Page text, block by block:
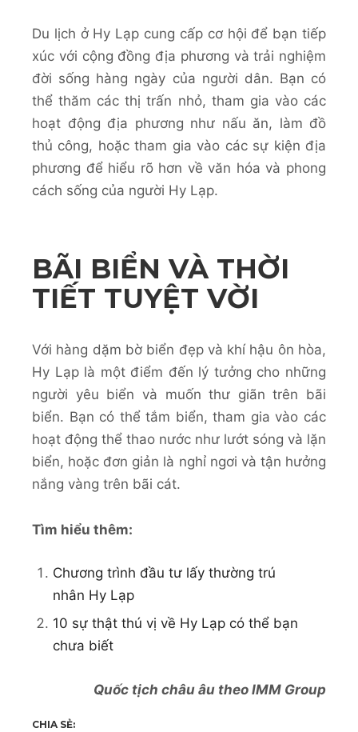
Du lịch ở Hy Lạp cung cấp cơ hội để bạn tiếp
xúc với cộng đồng địa phương và trải nghiệm
đời sống hàng ngày của người dân. Bạn có
thể thăm các thị trấn nhỏ, tham gia vào các
hoạt động địa phương như nấu ăn, làm đồ
thủ công, hoặc tham gia vào các sự kiện địa
phương để hiểu rõ hơn về văn hóa và phong
cách sống của người Hy Lạp.
BÃI BIỂN VÀ THỜI
TIẾT TUYỆT VỜI
Với hàng dặm bờ biển đẹp và khí hậu ôn hòa,
Hy Lạp là một điểm đến lý tưởng cho những
người yêu biển và muốn thư giãn trên bãi
biển. Bạn có thể tắm biển, tham gia vào các
hoạt động thể thao nước như lướt sóng và lặn
biển, hoặc đơn giản là nghỉ ngơi và tận hưởng
nắng vàng trên bãi cát.
Tìm hiểu thêm:
Chương trình đầu tư lấy thường trú
nhân Hy Lạp
10 sự thật thú vị về Hy Lạp có thể bạn
chưa biết
Quốc tịch châu âu theo IMM Group
CHIA SẺ: